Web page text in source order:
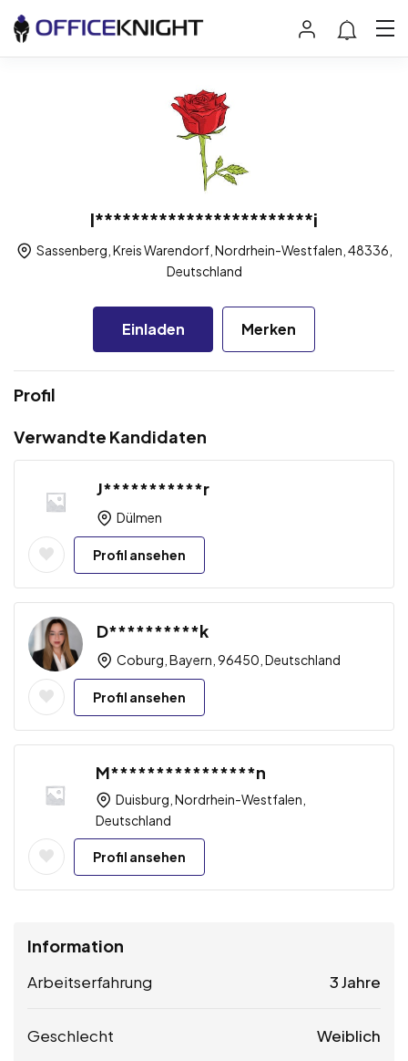
I************************i
Sassenberg, Kreis Warendorf, Nordrhein-Westfalen, 48336,
Deutschland
Einladen Merken
Profil
Verwandte Kandidaten
J***********r
Dülmen
Profil ansehen
D**********k
Coburg, Bayern, 96450, Deutschland
Profil ansehen
M****************n
Duisburg, Nordrhein-Westfalen,
Deutschland
Profil ansehen
Information
Arbeitserfahrung 3 Jahre
Geschlecht Weiblich